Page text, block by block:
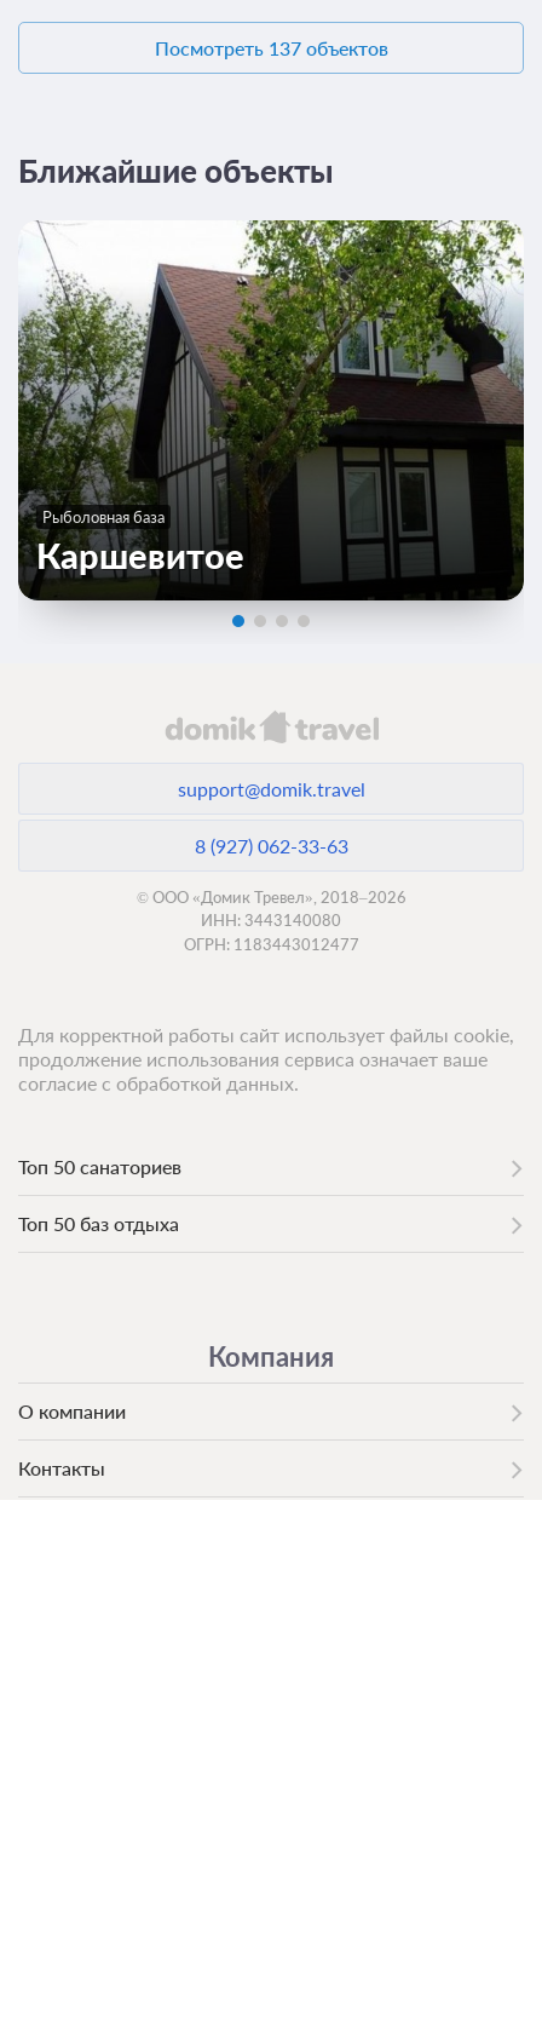
Посмотреть 137 объектов
Ближайшие объекты
Рыболовная база
Каршевитое
support@domik.travel
8 (927) 062-33-63
© ООО «Домик Тревел», 2018–2026
ИНН: 3443140080
ОГРН: 1183443012477
Топ 50 санаториев
Топ 50 баз отдыха
Компания
О компании
Контакты
Для корректной работы сайт использует файлы cookie,
продолжение использования сервиса означает ваше
согласие с обработкой данных.